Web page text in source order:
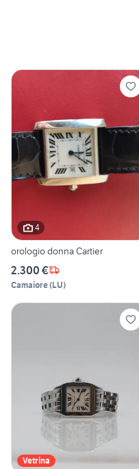
4
orologio donna Cartier
2.300 €
Camaiore(LU)
Vetrina